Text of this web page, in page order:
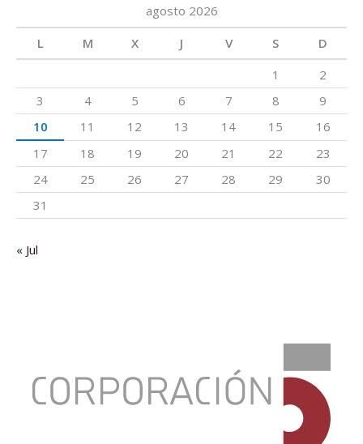
agosto 2026
L
M X J V S
D
1
2
3
4 5 6 7 8
9
10
11 12 13 14 15
16
17
18 19 20 21 22
23
24
25 26 27 28 29
30
31
« Jul
desempleo